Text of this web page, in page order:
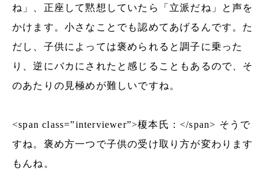
ね」、正座して黙想していたら「立派だね」と声を
かけます。小さなことでも認めてあげるんです。た
だし、子供によっては褒められると調子に乗った
り、逆にバカにされたと感じることもあるので、そ
のあたりの見極めが難しいですね。
<span class=”interviewer”>榎本氏：</span> そうで
すね。褒め方一つで子供の受け取り方が変わります
もんね。